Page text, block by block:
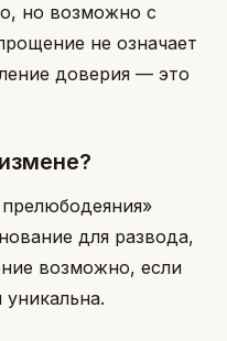
но возможно с
не означает
доверия — это
для развода,
возможно, если